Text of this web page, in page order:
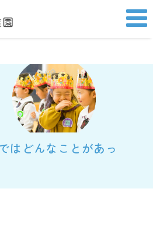
はどんなことがあっ